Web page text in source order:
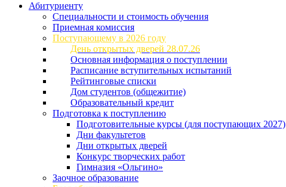
Абитуриенту
Специальности и стоимость обучения
Приемная комиссия
Поступающему в 2026 году
День открытых дверей 28.07.26
Основная информация о поступлении
Расписание вступительных испытаний
Рейтинговые списки
Дом студентов (общежитие)
Образовательный кредит
Подготовка к поступлению
Подготовительные курсы (для поступающих 2027)
Дни факультетов
Дни открытых дверей
Конкурс творческих работ
Гимназия «Ольгино»
Заочное образование